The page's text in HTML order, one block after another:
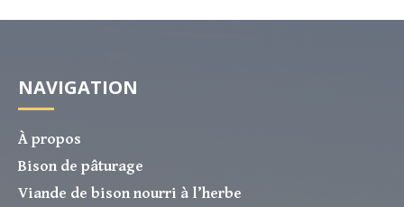
NAVIGATION
À propos
Bison de pâturage
Viande de bison nourri à l’herbe